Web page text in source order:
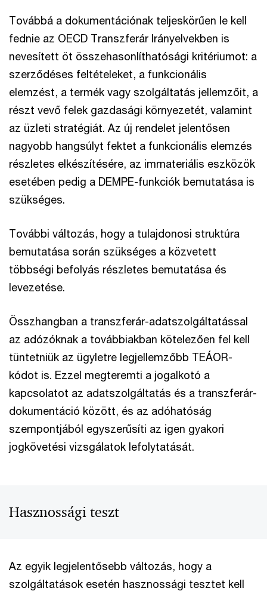
Továbbá a dokumentációnak teljeskörűen le kell
fednie az OECD Transzferár Irányelvekben is
nevesített öt összehasonlíthatósági kritériumot: a
szerződéses feltételeket, a funkcionális
elemzést, a termék vagy szolgáltatás jellemzőit, a
részt vevő felek gazdasági környezetét, valamint
az üzleti stratégiát. Az új rendelet jelentősen
nagyobb hangsúlyt fektet a funkcionális elemzés
részletes elkészítésére, az immateriális eszközök
esetében pedig a DEMPE-funkciók bemutatása is
szükséges.
További változás, hogy a tulajdonosi struktúra
bemutatása során szükséges a közvetett
többségi befolyás részletes bemutatása és
levezetése.
Összhangban a transzferár-adatszolgáltatással
az adózóknak a továbbiakban kötelezően fel kell
tüntetniük az ügyletre legjellemzőbb TEÁOR-
kódot is. Ezzel megteremti a jogalkotó a
kapcsolatot az adatszolgáltatás és a transzferár-
dokumentáció között, és az adóhatóság
szempontjából egyszerűsíti az igen gyakori
jogkövetési vizsgálatok lefolytatását.
Hasznossági teszt
Az egyik legjelentősebb változás, hogy a
szolgáltatások esetén hasznossági tesztet kell